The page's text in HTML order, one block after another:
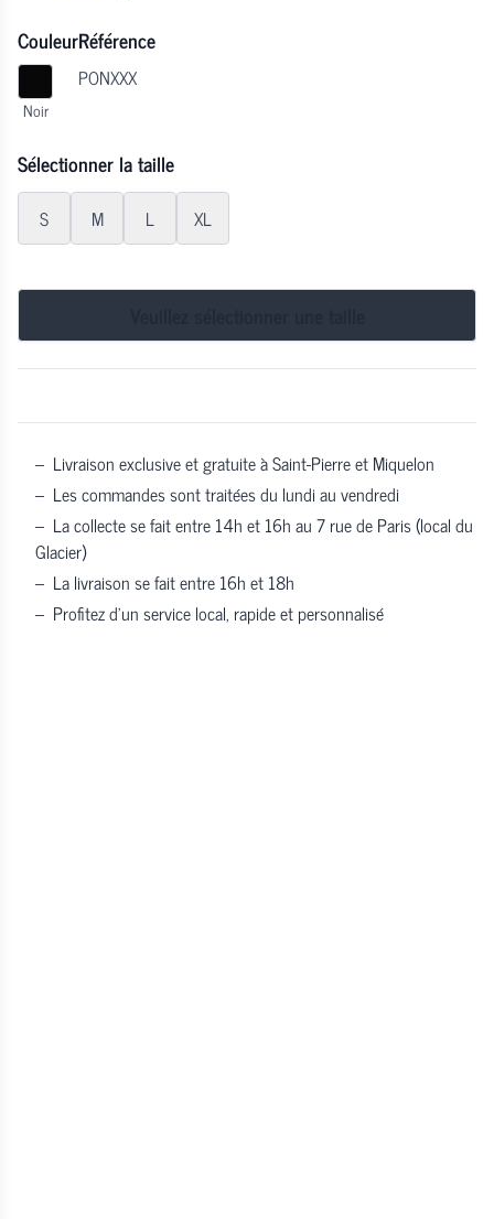
Couleur
Noir
Référence
PONXXX
Sélectionner la taille
S M L XL
– Livraison exclusive et gratuite à Saint-Pierre et Miquelon
– Les commandes sont traitées du lundi au vendredi
– La collecte se fait entre 14h et 16h au 7 rue de Paris (local du
Glacier)
– La livraison se fait entre 16h et 18h
– Profitez d’un service local, rapide et personnalisé